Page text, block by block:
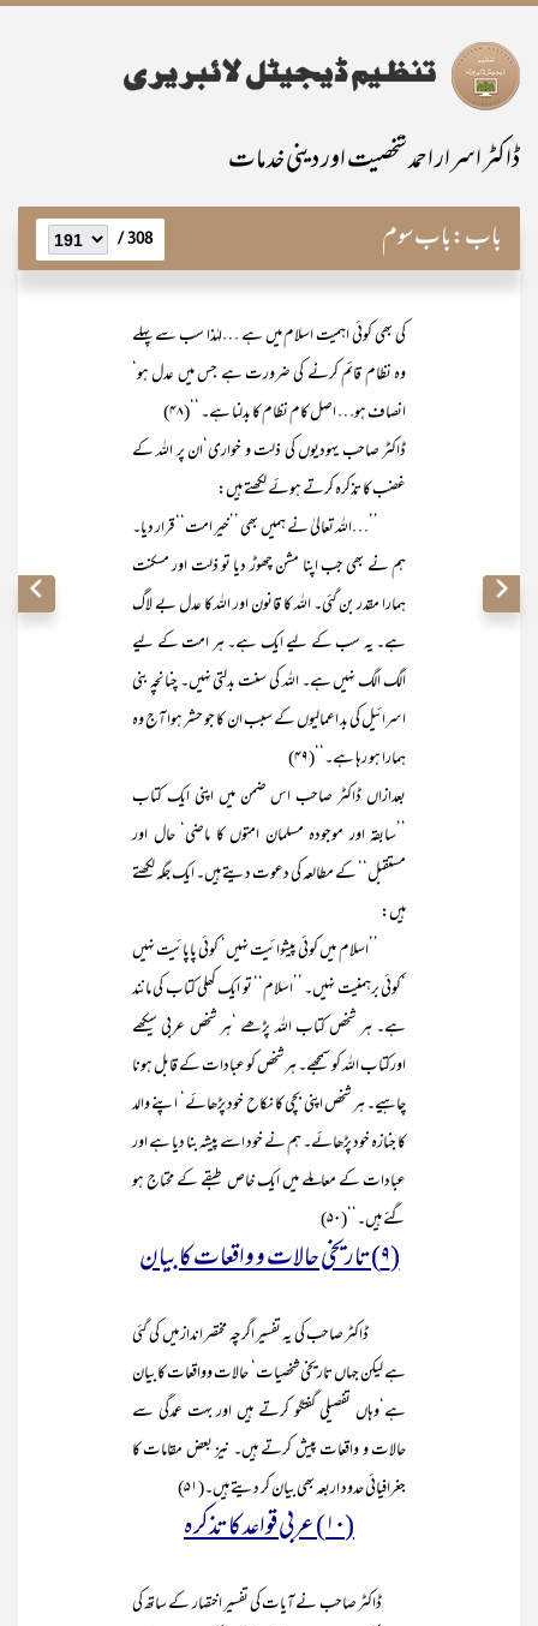
ڈاکٹر اسرار احمد شخصیت اور دینی خدمات
باب:باب سوم 308 /
کی بھی کوئی اہمیت اسلام میں ہے …لہٰذا سب سے پہلے
وہ نظام قائم کرنے کی ضرورت ہے جس میں عدل ہو‘
انصاف ہو… اصل کام نظام کا بدلنا ہے۔ ‘‘(۴۸)
ڈاکٹر صاحب یہودیوں کی ذلت و خواری‘ان پر اللہ کے
غضب کا تذکرہ کرتے ہوئے لکھتے ہیں:
’’…اللہ تعالیٰ نے ہمیں بھی ’’خیر امت‘‘ قرار دیا۔
ہم نے بھی جب اپنا مشن چھوڑ دیا تو ذلت اور مسکنت
ہمارا مقدر بن گئی۔ اللہ کا قانون اور اللہ کا عدل بے لاگ
ہے۔ یہ سب کے لیے ایک ہے۔ ہر امت کے لیے
الگ الگ نہیں ہے۔ اللہ کی سنت بدلتی نہیں۔ چنانچہ بنی
اسرائیل کی بد اعمالیوں کے سبب ان کا جو حشر ہوا آج وہ
ہمارا ہو رہا ہے۔‘‘(۴۹)
بعدازاں ڈاکٹر صاحب اس ضمن میں اپنی ایک کتاب
’’سابقہ اور موجودہ مسلمان امتوں کا ماضی‘ حال اور
مستقبل‘‘ کے مطالعہ کی دعوت دیتے ہیں۔ ایک جگہ لکھتے
ہیں:
’’اسلام میں کوئی پیشوائیت نہیں‘ کوئی پاپائیت نہیں
‘کوئی برہمنیت نہیں۔ ’’اسلام‘‘ تو ایک کھلی کتاب کی مانند
ہے۔ ہر شخص کتاب اللہ پڑھے ‘ہر شخص عربی سیکھے
اورکتاب اللہ کو سمجھے۔ ہر شخص کو عبادات کے قابل ہونا
چاہیے۔ ہر شخص اپنی بچی کا نکاح خود پڑھائے‘ اپنے والد
کا جنازہ خود پڑھائے۔ ہم نے خود اسے پیشہ بنا دیا ہے اور
عبادات کے معاملے میں ایک خاص طبقے کے محتاج ہو
گئے ہیں۔‘‘(۵۰)
(۹) تاریخی حالات و واقعات کا بیان
ڈاکٹر صاحب کی یہ تفسیر اگرچہ مختصر انداز میں کی گئی
ہے لیکن جہاں تاریخی شخصیات‘ حالات وواقعات کا بیان
ہے‘وہاں تفصیلی گفتگو کرتے ہیں اور بہت عمدگی سے
حالات و واقعات پیش کرتے ہیں۔ نیز بعض مقامات کا
جغرافیائی حدود اربعہ بھی بیان کر دیتے ہیں۔(۵۱)
(۱۰) عربی قواعد کا تذکرہ
ڈاکٹر صاحب نے آیات کی تفسیر اختصار کے ساتھ کی